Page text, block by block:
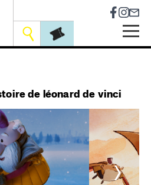
Outils
de léonard de vinci
>